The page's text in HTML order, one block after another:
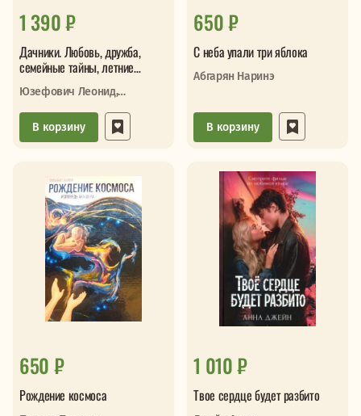
1 390 ₽
Дачники. Любовь, дружба,
семейные тайны, летние
романы и комары - в рассказах
современных писателей
Юзефович Леонид,
В корзину
650 ₽
С неба упали три яблока
Абгарян Наринэ
В корзину
650 ₽
Рождение космоса
1 010 ₽
Твое сердце будет разбито